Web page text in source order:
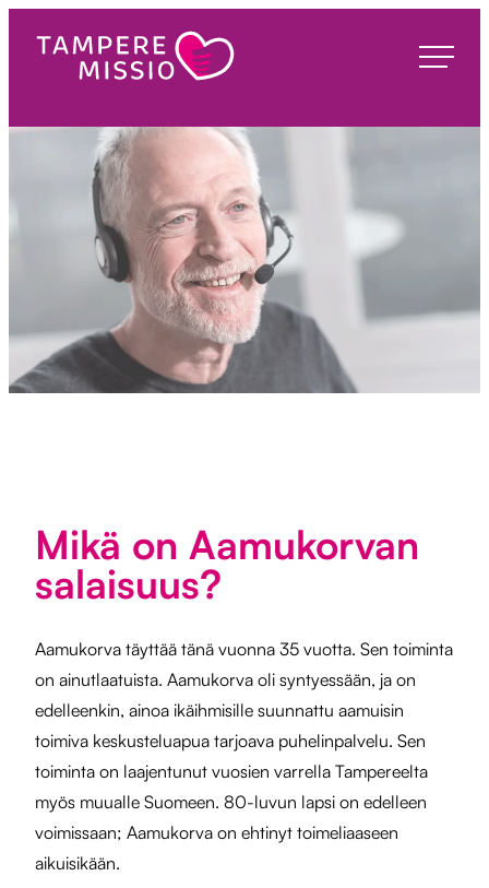
suoraan
sisältöön
TampereMissio
Mikä on Aamukorvan
salaisuus?
Aamukorva täyttää tänä vuonna 35 vuotta. Sen toiminta
on ainutlaatuista. Aamukorva oli syntyessään, ja on
edelleenkin, ainoa ikäihmisille suunnattu aamuisin
toimiva keskusteluapua tarjoava puhelinpalvelu. Sen
toiminta on laajentunut vuosien varrella Tampereelta
myös muualle Suomeen. 80-luvun lapsi on edelleen
voimissaan; Aamukorva on ehtinyt toimeliaaseen
aikuisikään.